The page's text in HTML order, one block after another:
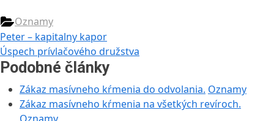
Oznamy
Navigácia
v
článku
Previous
Post:
Peter – kapitalny kapor
Next
Post:
Úspech prívlačového družstva
Podobné články
Zákaz masívneho kŕmenia do odvolania. Oznamy
Zákaz masívneho kŕmenia na všetkých revíroch.